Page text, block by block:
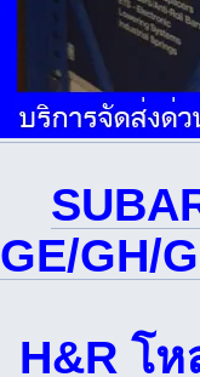
GE/GH/
H&R โ